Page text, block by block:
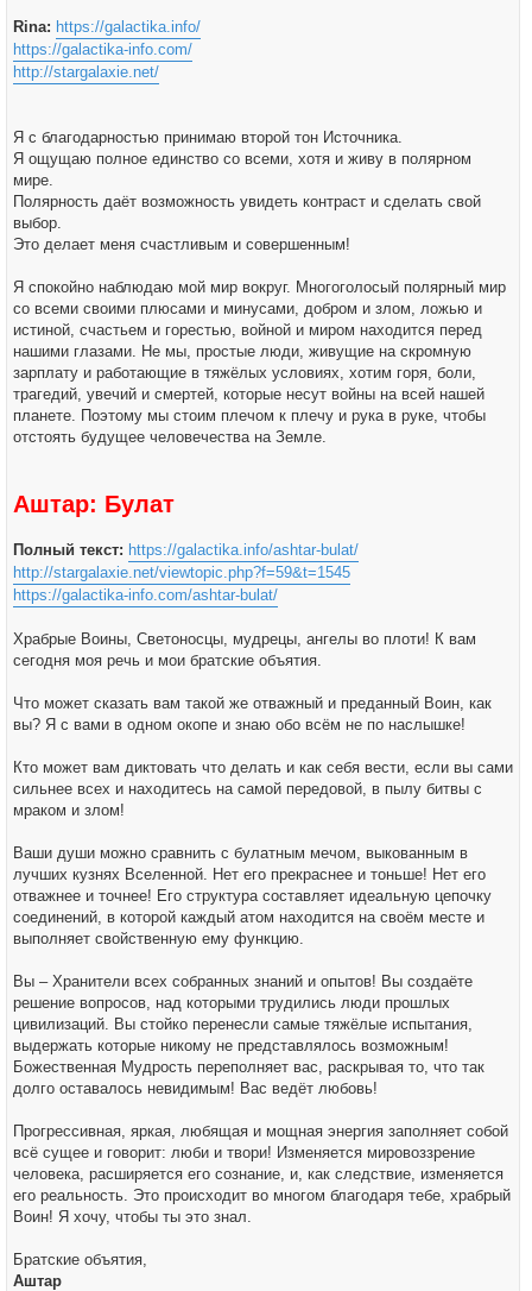
Rina: https://galactika.info/
https://galactika-info.com/
http://stargalaxie.net/
Я с благодарностью принимаю второй тон Источника.
Я ощущаю полное единство со всеми, хотя и живу в полярном
мире.
Полярность даёт возможность увидеть контраст и сделать свой
выбор.
Это делает меня счастливым и совершенным!
Я спокойно наблюдаю мой мир вокруг. Многоголосый полярный мир
со всеми своими плюсами и минусами, добром и злом, ложью и
истиной, счастьем и горестью, войной и миром находится перед
нашими глазами. Не мы, простые люди, живущие на скромную
зарплату и работающие в тяжёлых условиях, хотим горя, боли,
трагедий, увечий и смертей, которые несут войны на всей нашей
планете. Поэтому мы стоим плечом к плечу и рука в руке, чтобы
отстоять будущее человечества на Земле.
Аштар: Булат
Полный текст: https://galactika.info/ashtar-bulat/
http://stargalaxie.net/viewtopic.php?f=59&t=1545
https://galactika-info.com/ashtar-bulat/
Храбрые Воины, Светоносцы, мудрецы, ангелы во плоти! К вам
сегодня моя речь и мои братские объятия.
Что может сказать вам такой же отважный и преданный Воин, как
вы? Я с вами в одном окопе и знаю обо всём не по наслышке!
Кто может вам диктовать что делать и как себя вести, если вы сами
сильнее всех и находитесь на самой передовой, в пылу битвы с
мраком и злом!
Ваши души можно сравнить с булатным мечом, выкованным в
лучших кузнях Вселенной. Нет его прекраснее и тоньше! Нет его
отважнее и точнее! Его структура составляет идеальную цепочку
соединений, в которой каждый атом находится на своём месте и
выполняет свойственную ему функцию.
Вы – Хранители всех собранных знаний и опытов! Вы создаёте
решение вопросов, над которыми трудились люди прошлых
цивилизаций. Вы стойко перенесли самые тяжёлые испытания,
выдержать которые никому не представлялось возможным!
Божественная Мудрость переполняет вас, раскрывая то, что так
долго оставалось невидимым! Вас ведёт любовь!
Прогрессивная, яркая, любящая и мощная энергия заполняет собой
всё сущее и говорит: люби и твори! Изменяется мировоззрение
человека, расширяется его сознание, и, как следствие, изменяется
его реальность. Это происходит во многом благодаря тебе, храбрый
Воин! Я хочу, чтобы ты это знал.
Братские объятия,
Аштар